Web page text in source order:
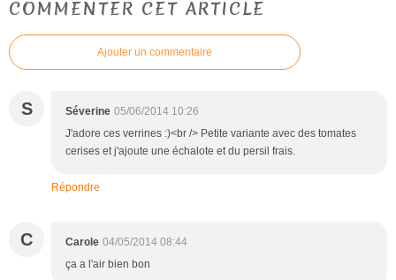
COMMENTER CET ARTICLE
Ajouter un commentaire
S Séverine 05/06/2014 10:26
J'adore ces verrines :)<br /> Petite variante avec des tomates
cerises et j'ajoute une échalote et du persil frais.
Répondre
C Carole 04/05/2014 08:44
ça a l'air bien bon